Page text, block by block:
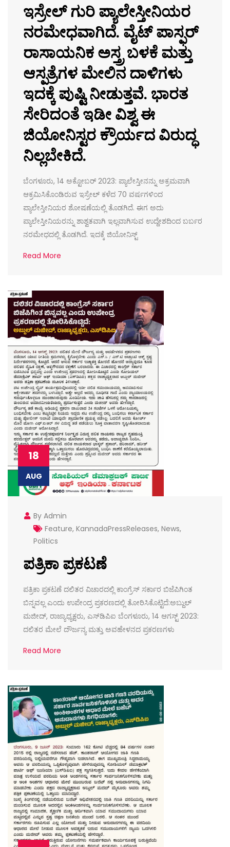
ಇಸ್ರೇಲ್ ಗುರಿ ಪ್ಯಾಲೇಸ್ತೀನಿಯರ
ನರಮೇಧವಾಗಿದೆ. ವೈಟ್ ಪಾಸ್ಫರ್
ರಾಸಾಯನಿಕ ಅಸ್ತ್ರ ಬಳಕೆ ಮತ್ತು
ಆಸ್ಪತ್ರೆಗಳ ಮೇಲಿನ ದಾಳಿಗಳು
ಇದಕ್ಕೆ ಪುಷ್ಟಿ ನೀಡುತ್ತವೆ. ಭಾರತ
ಸೇರಿದಂತೆ ಇಡೀ ವಿಶ್ವ ಈ
ಜಿಯೋನಿಸ್ಟರ ಕ್ರೌರ್ಯದ ವಿರುದ್ಧ
ನಿಲ್ಲಬೇಕಿದೆ.
ಬೆಂಗಳೂರು, 14 ಅಕ್ಟೋಬರ್ 2023: ಪ್ಯಾಲೇಸ್ತೀನನ್ನು ಅಕ್ರಮವಾಗಿ
ಆಕ್ರಮಿಸಿಕೊಂಡಿರುವ ಇಸ್ರೇಲ್ ಕಳೆದ 70 ವರ್ಷಗಳಿಂದ
ಪ್ಯಾಲೇಸ್ತೀನಿಯರ ಶೋಷಣೆಯಲ್ಲಿ ತೊಡಗಿದೆ. ಈಗ ಅದು
ಪ್ಯಾಲೇಸ್ತೀನಿಯರನ್ನು ಶಾಶ್ವತವಾಗಿ ಇಲ್ಲವಾಗಿಸುವ ಉದ್ದೇಶದಿಂದ ಬರ್ಬರ
ನರಮೇಧದಲ್ಲಿ ತೊಡಗಿದೆ. ಇದಕ್ಕೆ ಜಿಯೋನಿಸ್ಟ್
Read More
18
AUG
By Admin
Feature, KannadaPressReleases, News,
Politics
ಪತ್ರಿಕಾ ಪ್ರಕಟಣೆ
ಪತ್ರಿಕಾ ಪ್ರಕಟಣೆ ದಲಿತರ ವಿಚಾರದಲ್ಲಿ ಕಾಂಗ್ರೆಸ್ ಸರ್ಕಾರ ಬಿಜೆಪಿಗಿಂತ
ಬಿನ್ನವಲ್ಲ ಎಂದು ಉಪೇಂದ್ರ ಪ್ರಕರಣದಲ್ಲಿ ತೋರಿಸಿಕೊಟ್ಟಿದೆ:ಅಬ್ದುಲ್
ಮಜೀದ್, ರಾಜ್ಯಾಧ್ಯಕ್ಷರು, ಎಸ್‌ಡಿಪಿಐ ಬೆಂಗಳೂರು, 14 ಆಗಸ್ಟ್ 2023:
ದಲಿತರ ಮೇಲೆ ದೌರ್ಜನ್ಯ ಮತ್ತು ಅವಹೇಳನದ ಪ್ರಕರಣಗಳು
Read More